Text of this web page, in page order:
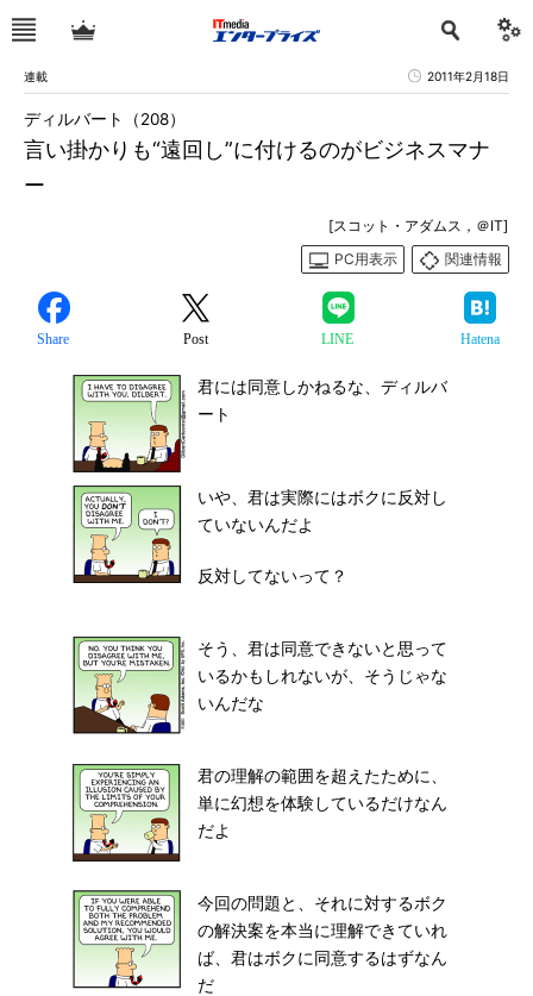
連載 2011年2月18日
言い掛かりも“遠回し”に付けるのがビジネスマナ
ー
ディルバート（208）
[スコット・アダムス，＠IT]
PC用表示
関連情報
Share Post LINE Hatena
君には同意しかねるな、ディルバ
ート
いや、君は実際にはボクに反対し
ていないんだよ
反対してないって？
そう、君は同意できないと思って
いるかもしれないが、そうじゃな
いんだな
君の理解の範囲を超えたために、
単に幻想を体験しているだけなん
だよ
今回の問題と、それに対するボク
の解決案を本当に理解できていれ
ば、君はボクに同意するはずなん
だ